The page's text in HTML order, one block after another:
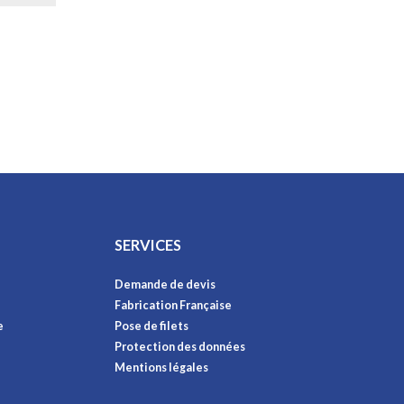
SERVICES
Demande de devis
Fabrication Française
Pose de filets
Protection des données
Mentions légales